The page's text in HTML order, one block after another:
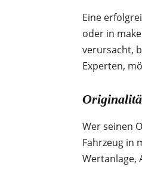
Eine
oder in
verursacht,
Experten,
Wer seinen
Fahrzeug in
Wertanlage,